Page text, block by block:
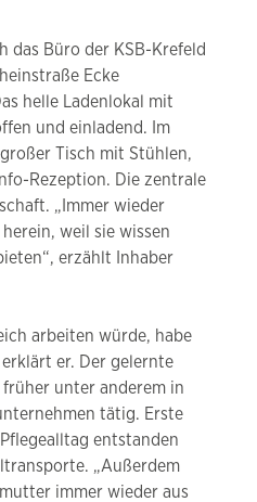
das Büro der KSB-Krefeld
Ecke
helle Ladenlokal mit
und einladend. Im
Tisch mit Stühlen,
Rezeption. Die zentrale
„Immer wieder
weil sie wissen
erzählt Inhaber
arbeiten würde, habe
er. Der gelernte
unter anderem in
tätig. Erste
entstanden
„Außerdem
immer wieder aus